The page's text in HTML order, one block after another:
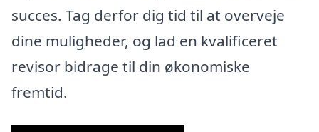
succes. Tag derfor dig tid til at overveje
dine muligheder, og lad en kvalificeret
revisor bidrage til din økonomiske
fremtid.